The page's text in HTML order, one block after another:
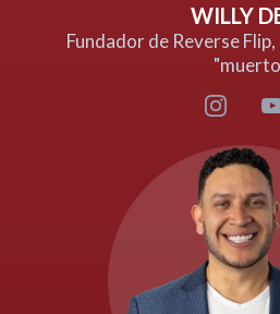
WILLY
Fundador de Reverse